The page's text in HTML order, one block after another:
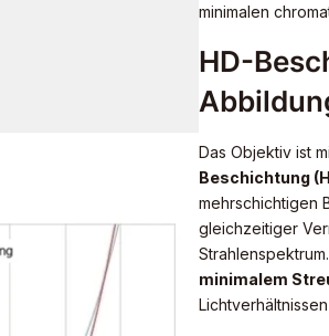
minimalen
HD-
Das Objektiv ist
Beschichtung
mehrschichtigen
gleichzeitiger
minimalem